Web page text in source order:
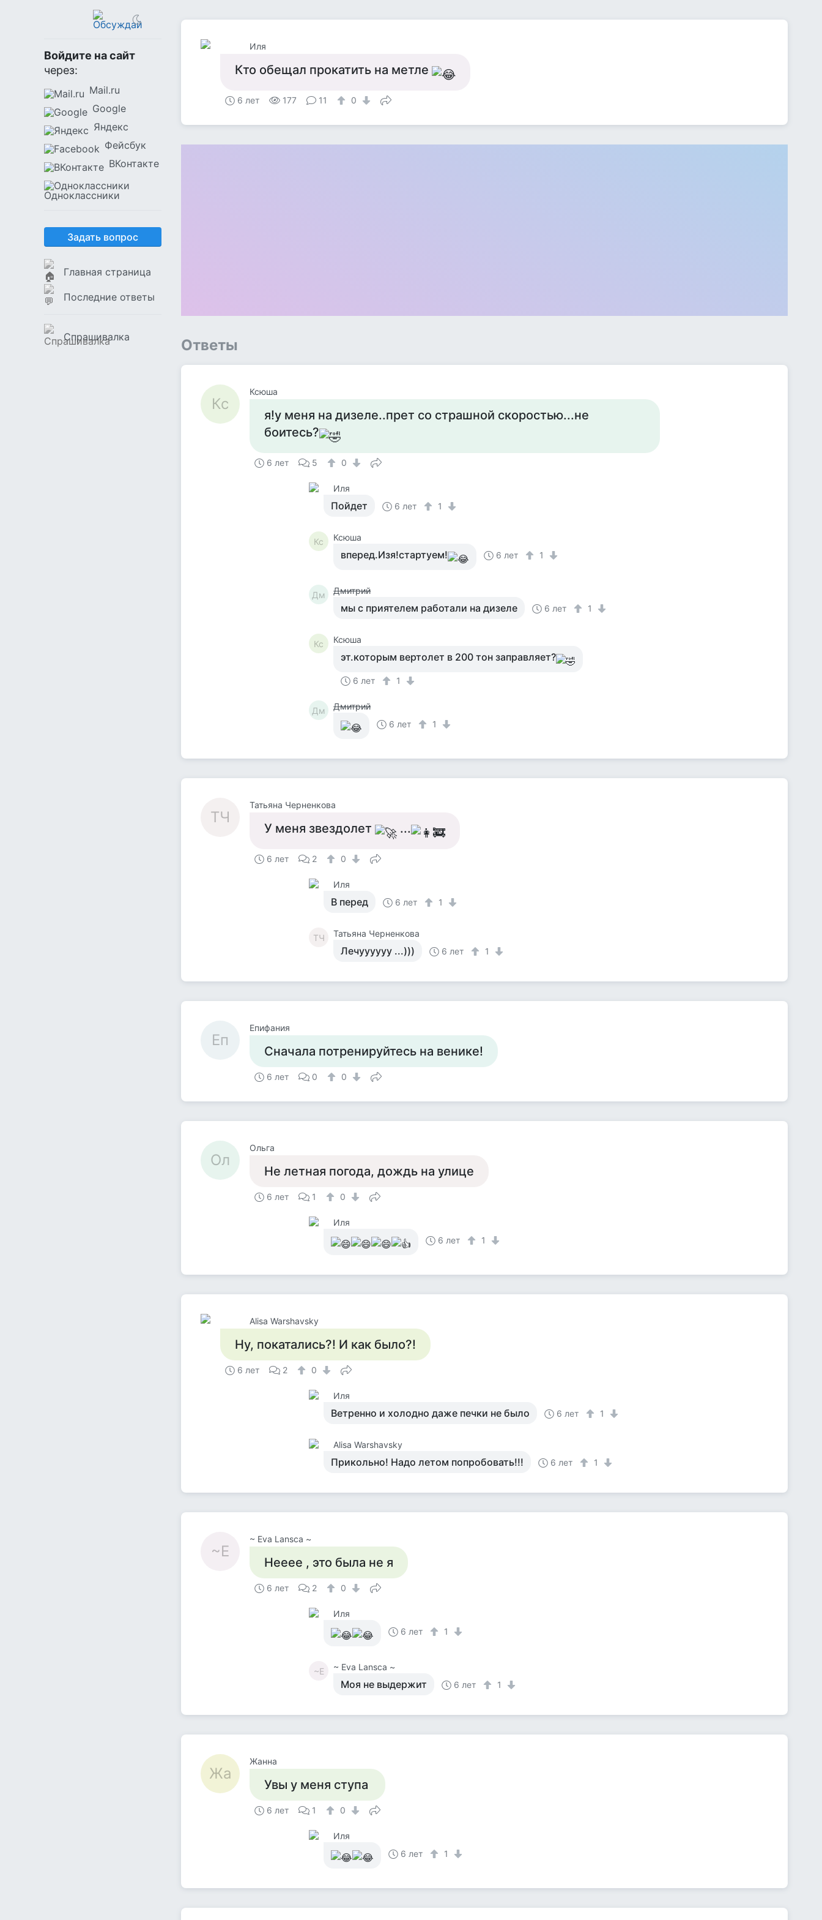
Войдите на сайт
через:
Mail.ru
Google
Яндекс
Фейсбук
ВКонтакте
Одноклассники
Задать вопрос
Главная страница
Последние ответы
Спрашивалка
Иля
Кто обещал прокатить на метле
6 лет 177 11 0
Ответы
Кс
Ксюша
я!у меня на дизеле..прет со страшной скоростью...не
боитесь?
6 лет 5 0
Иля
Пойдет 6 лет 1
Кс Ксюша
вперед.Изя!стартуем! 6 лет 1
Дм Дмитрий
мы с приятелем работали на дизеле 6 лет 1
Кс Ксюша
эт.которым вертолет в 200 тон заправляет?
6 лет 1
Дм
Дмитрий
6 лет
1
ТЧ
Татьяна Черненкова
У меня звездолет ...
6 лет 2 0
Иля
В перед 6 лет 1
ТЧ Татьяна Черненкова
Лечуууууу ...))) 6 лет 1
Еп
Епифания
Сначала потренируйтесь на венике!
6 лет 0 0
Ол
Ольга
Не летная погода, дождь на улице
6 лет 1 0
Иля
6 лет
1
Alisa Warshavsky
Ну, покатались?! И как было?!
6 лет 2 0
Иля
Ветренно и холодно даже печки не было 6 лет 1
Alisa Warshavsky
Прикольно! Надо летом попробовать!!! 6 лет 1
~E
~ Eva Lansca ~
Нееее , это была не я
6 лет 2 0
Иля
6 лет
1
~E ~ Eva Lansca ~
Моя не выдержит 6 лет 1
Жа
Жанна
Увы у меня ступа
6 лет 1 0
Иля
6 лет
1